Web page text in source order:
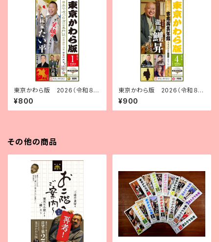
東京かわら版 2026（令和８）
年１月号
¥800
東京かわら版 2026（令和８）
年４月号 寄席演芸年鑑2026年
版 合併号
¥900
その他の商品